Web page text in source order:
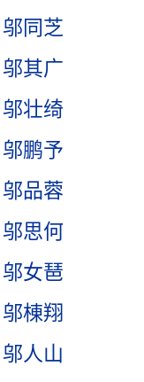
邬同芝
邬其广
邬壮绮
邬鹏予
邬品蓉
邬思何
邬女琶
邬棟翔
邬人山